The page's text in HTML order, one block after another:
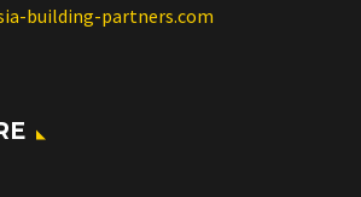
building-partners.com